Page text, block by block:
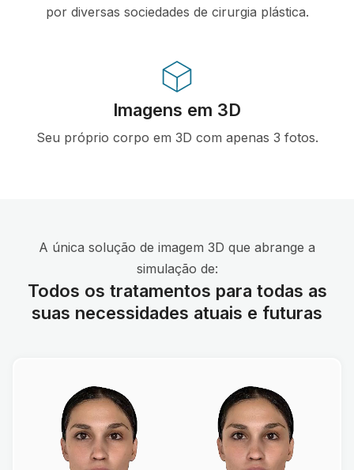
por diversas sociedades de cirurgia plástica.
Imagens em 3D
Seu próprio corpo em 3D com apenas 3 fotos.
A única solução de imagem 3D que abrange a
simulação de:
Todos os tratamentos para todas as
suas necessidades atuais e futuras